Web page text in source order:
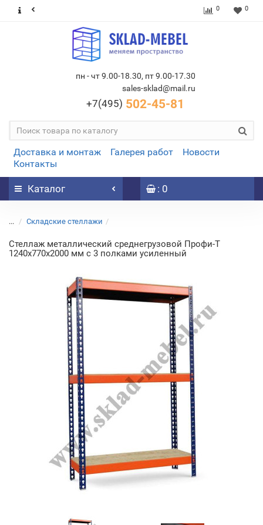
0 0
пн - чт 9.00-18.30, пт 9.00-17.30
sales-sklad@mail.ru
+7(495) 502-45-81
Доставка и монтаж Галерея работ
Новости
Контакты
Каталог : 0
... Складские стеллажи
Стеллаж металлический среднегрузовой Профи-Т
1240х770х2000 мм с 3 полками усиленный